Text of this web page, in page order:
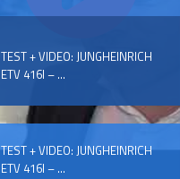
TEST + VIDEO: JUNGHEINRICH
ETV 416I – ...
TEST + VIDEO: JUNGHEINRICH
ETV 416I – ...